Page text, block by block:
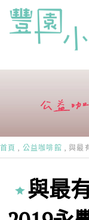
首頁 公益咖啡館 與最
與最